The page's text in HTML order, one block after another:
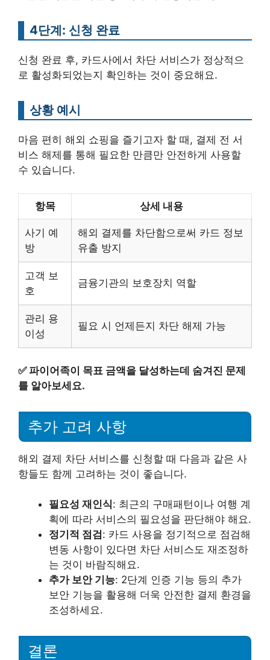
4단계: 신청 완료
신청 완료 후, 카드사에서 차단 서비스가 정상적으
로 활성화되었는지 확인하는 것이 중요해요.
상황 예시
마음 편히 해외 쇼핑을 즐기고자 할 때, 결제 전 서
비스 해제를 통해 필요한 만큼만 안전하게 사용할
수 있습니다.
항목 상세 내용
사기 예
방
해외 결제를 차단함으로써 카드 정보
유출 방지
고객 보
호
금융기관의 보호장치 역할
관리 용
이성
필요 시 언제든지 차단 해제 가능
✅ 파이어족이 목표 금액을 달성하는데 숨겨진 문제
를 알아보세요.
추가 고려 사항
해외 결제 차단 서비스를 신청할 때 다음과 같은 사
항들도 함께 고려하는 것이 좋습니다.
필요성 재인식: 최근의 구매패턴이나 여행 계
획에 따라 서비스의 필요성을 판단해야 해요.
정기적 점검 : 카드 사용을 정기적으로 점검해
변동 사항이 있다면 차단 서비스도 재조정하
는 것이 바람직해요.
추가 보안 기능: 2단계 인증 기능 등의 추가
보안 기능을 활용해 더욱 안전한 결제 환경을
조성하세요.
결론